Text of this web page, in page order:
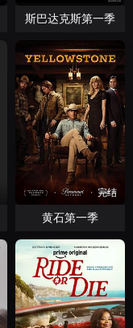
斯巴达克斯第一季
完结
黄石第一季